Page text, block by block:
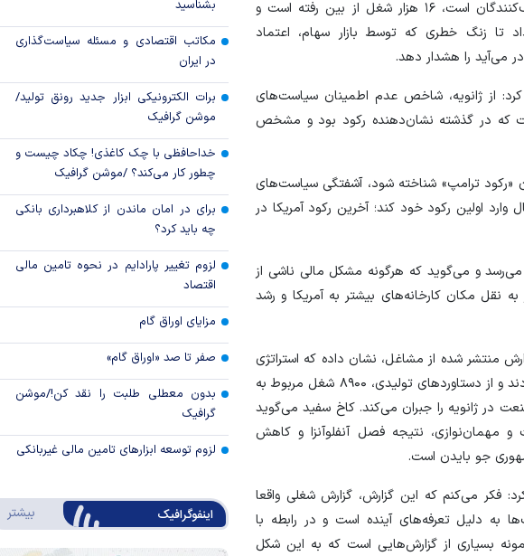
مهمان‌نوازی که نشان‌دهنده خرج کردن پول اضافی مصرف‌کنندگان است، ۱۶ هزار شغل از بین رفته است و
را ۱۰ هزار نفر کاهش داد تا زنگ خطری که توسط بازار سهام، اعتماد
می‌آید را هشدار دهد.
کرد: از ژانویه، شاخص عدم اطمینان سیاست‌های
افزایش، به سطح ۳۳۴.۵ رسیده است که در گذشته نشان‌دهنده رکود بود و مشخص
ترامپ» شناخته شود، آشفتگی سیاست‌های
اولین رکود خود کند؛ آخرین رکود آمریکا در
و می‌گوید که هرگونه مشکل مالی ناشی از
نقل مکان کارخانه‌های بیشتر به آمریکا و رشد
منتشر شده از مشاغل، نشان داده که استراتژی
دولت کارآمد است، زیرا تولیدکنندگان ۱۰ هزار شغل ایجاد کردند و از دستاورد‌های تولیدی، ۸۹۰۰ شغل مربوط به
ژانویه را جبران می‌کند. کاخ سفید می‌گوید
نتیجه فصل آنفلوآنزا و کاهش
جو بایدن است.
فکر می‌کنم که این گزارش، گزارش شغلی واقعا
به دلیل تعرفه‌های آینده است و در رابطه با
بسیاری از گزارش‌هایی است که به این شکل
امروز شنبه ۱۷ مرداد ۱۴۰۵
شوک بنزینی به اقیانوسیه رسید
بشناسید
مکاتب اقتصادی و مسئله سیاست‌گذاری
در ایران
برات الکترونیکی ابزار جدید رونق تولید/
موشن گرافیک
خداحافظی با چک کاغذی! چکاد چیست و
چطور کار می‌کند؟ /موشن گرافیک
برای در امان ماندن از کلاهبرداری بانکی
چه باید کرد؟
لزوم تغییر پارادایم در نحوه تامین مالی
اقتصاد
مزایای اوراق گام
صفر تا صد «اوراق گام»
بدون معطلی طلبت را نقد کن!/موشن
گرافیک
لزوم توسعه ابزارهای تامین مالی غیربانکی
اینفوگرافیک بیشتر